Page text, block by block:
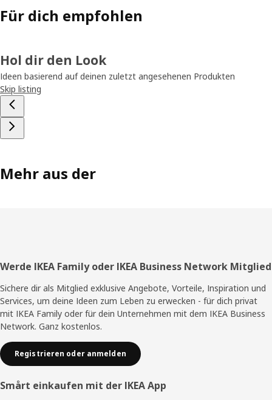
Für dich empfohlen
Hol dir den Look
Ideen basierend auf deinen zuletzt angesehenen Produkten
Skip listing
Mehr aus der
Fußzeile
Werde IKEA Family oder IKEA Business Network Mitglied
Sichere dir als Mitglied exklusive Angebote, Vorteile, Inspiration und
Services, um deine Ideen zum Leben zu erwecken - für dich privat
mit IKEA Family oder für dein Unternehmen mit dem IKEA Business
Network. Ganz kostenlos.
Registrieren oder anmelden
Smårt einkaufen mit der IKEA App